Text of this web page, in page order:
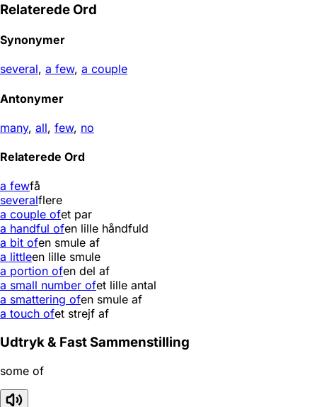
Relaterede Ord
Synonymer
several, a few, a couple
Antonymer
many, all, few, no
Relaterede Ord
a fewfå
severalflere
a couple ofet par
a handful ofen lille håndfuld
a bit ofen smule af
a littleen lille smule
a portion ofen del af
a small number ofet lille antal
a smattering ofen smule af
a touch ofet strejf af
Udtryk & Fast Sammenstilling
some of